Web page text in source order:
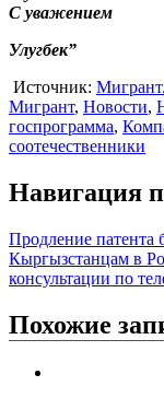
С уважением
Улугбек”
Источник:
Мигрант, Новости,
госпрограмма,
соотечественники
Навигация
Продление патента
Кыргызстанцам в
консультации по
Похожие